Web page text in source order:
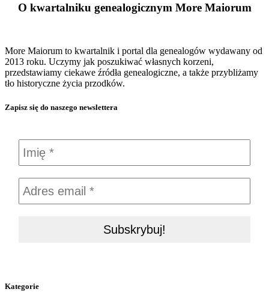
O kwartalniku genealogicznym More Maiorum
More Maiorum to kwartalnik i portal dla genealogów wydawany od
2013 roku. Uczymy jak poszukiwać własnych korzeni,
przedstawiamy ciekawe źródła genealogiczne, a także przybliżamy
tło historyczne życia przodków.
Zapisz się do naszego newslettera
Kategorie